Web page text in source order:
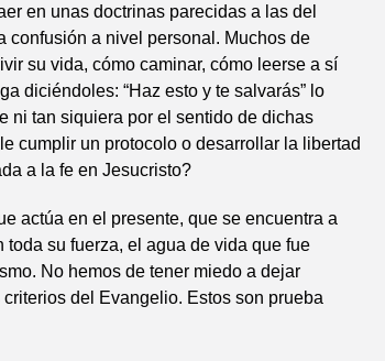
en unas doctrinas parecidas a las del
confusión a nivel personal. Muchos de
su vida, cómo caminar, cómo leerse a sí
diciéndoles: “Haz esto y te salvarás” lo
ni tan siquiera por el sentido de dichas
cumplir un protocolo o desarrollar la libertad
a la fe en Jesucristo?
actúa en el presente, que se encuentra a
su fuerza, el agua de vida que fue
No hemos de tener miedo a dejar
del Evangelio. Estos son prueba